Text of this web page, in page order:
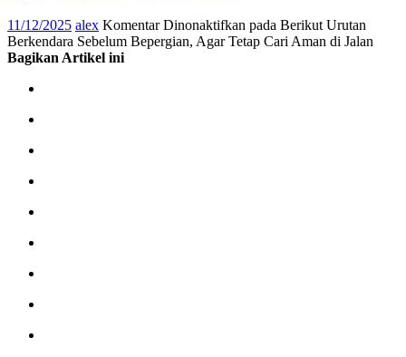
11/12/2025 alex Komentar Dinonaktifkan pada Berikut Urutan
Berkendara Sebelum Bepergian, Agar Tetap Cari Aman di Jalan
Bagikan Artikel ini